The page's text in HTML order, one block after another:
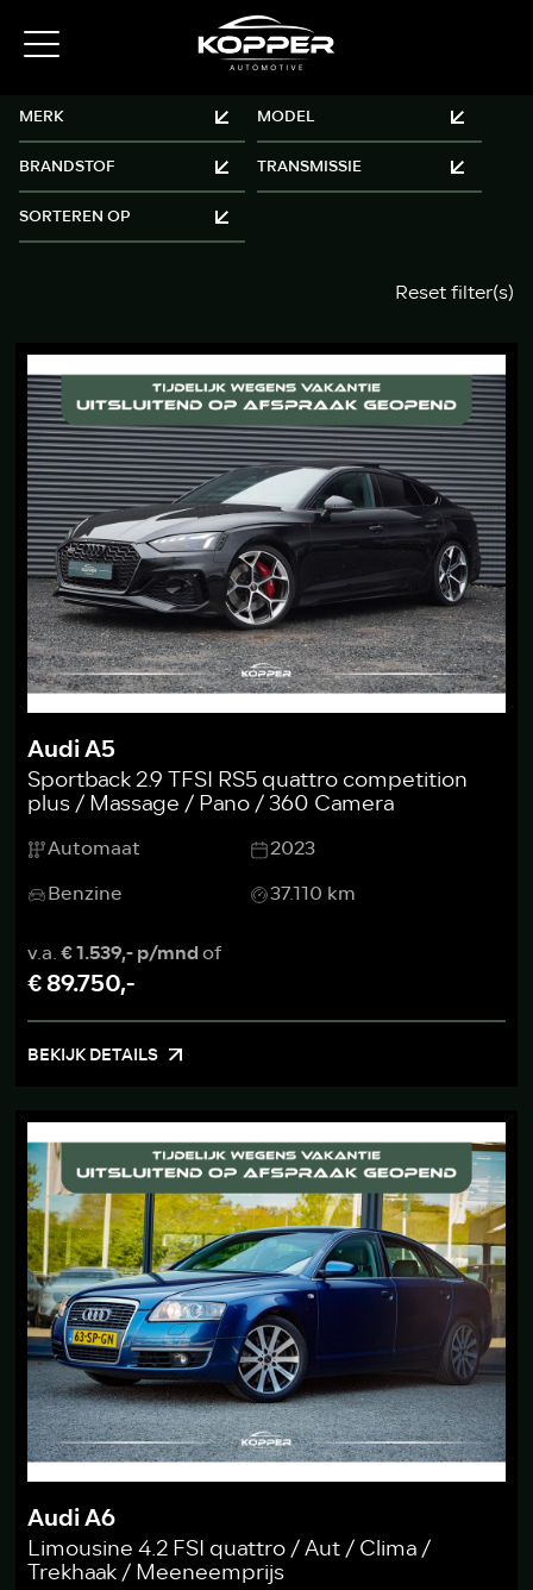
Reset filter(s)
Audi A5
Sportback 2.9 TFSI RS5 quattro competition
plus / Massage / Pano / 360 Camera
Automaat
2023
Benzine
37.110 km
v.a.€ 1.539,- p/mndof
€ 89.750,-
BEKIJK DETAILS
Audi A6
Limousine 4.2 FSI quattro / Aut / Clima /
Trekhaak / Meeneemprijs